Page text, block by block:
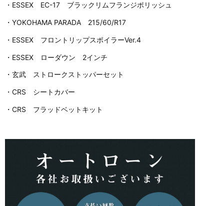
・ESSEX EC-17 ブラックリムフランジポリッシュ
・YOKOHAMA PARADA 215/60/R17
・ESSEX フロントリップスポイラーVer.4
・ESSEX ローダウン 2インチ
・玄武 ストロークストッパーセット
・CRS シートカバー
・CRS フラッドベットキット